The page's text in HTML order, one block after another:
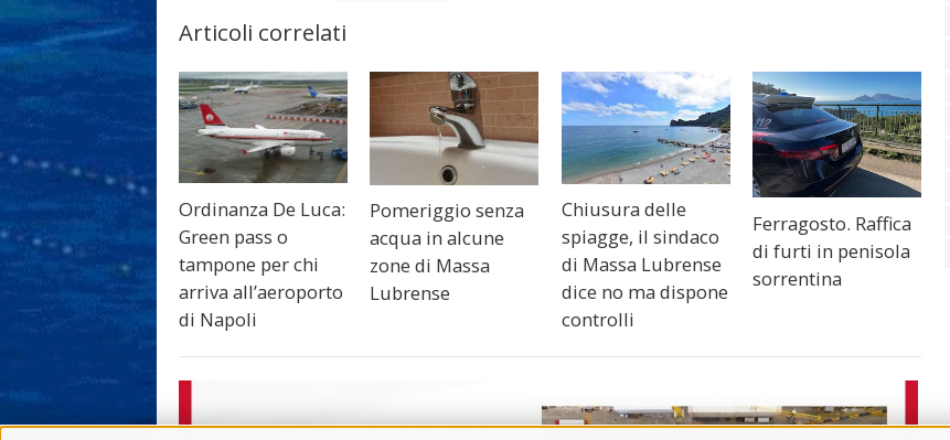
Articoli correlati
Ordinanza De Luca:
Green pass o
tampone per chi
arriva all’aeroporto
di Napoli
Pomeriggio senza
acqua in alcune
zone di Massa
Lubrense
Chiusura delle
spiagge, il sindaco
di Massa Lubrense
dice no ma dispone
controlli
Ferragosto. Raffica
di furti in penisola
sorrentina